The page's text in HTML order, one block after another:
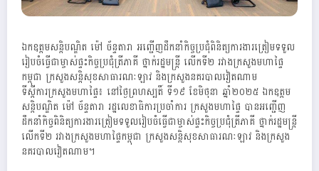
ឯកឧត្តមសន្តិបណ្ឌិត ម៉ៅ ច័ន្ទតារា អញ្ជើញដឹកនាំកិច្ចប្រជុំពិនិត្យការងារត្រៀមទទួល
រៀបចំធ្វើជាម្ចាស់ផ្ទះកិច្ចប្រជុំត្រីភាគី ថ្នាក់រដ្ឋមន្ដ្រី លើកទី២ រវាងក្រសួងមហាផ្ទៃ
កម្ពុជា ក្រសួងសន្ដិសុខសាធារណៈឡាវ និងក្រសួងនគរបាលវៀតណាម
ទីស្ដីការក្រសួងមហាផ្ទៃ៖ នៅថ្ងៃព្រហស្បតិ៍ ទី១៩ ខែមិថុនា ឆ្នាំ២០២៥ ឯកឧត្តម
សន្តិបណ្ឌិត ម៉ៅ ច័ន្ទតារា រដ្ឋលេខាធិការប្រចាំការ ក្រសួងមហាផ្ទៃ បានអញ្ជើញ
ដឹកនាំកិច្ចពិនិត្យការងារត្រៀមទទួលរៀបចំធ្វើជាម្ចាស់ផ្ទះកិច្ចប្រជុំត្រីភាគី ថ្នាក់រដ្ឋមន្ដ្រី
លើកទី២ រវាងក្រសួងមហាផ្ទៃកម្ពុជា ក្រសួងសន្ដិសុខសាធារណៈឡាវ និងក្រសួង
នគរបាលវៀតណាម។